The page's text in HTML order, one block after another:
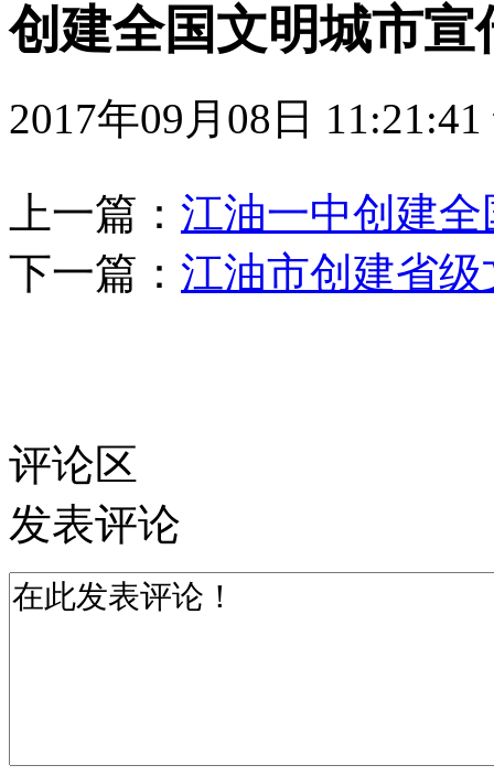
创建全国文明城市宣
2017年09月08日 11:21:41
上一篇： 江油一中创建
下一篇： 江油市创建省
评论区
发表评论